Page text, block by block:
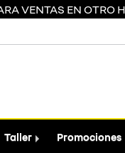
VENTAS EN OTRO
Taller Promociones